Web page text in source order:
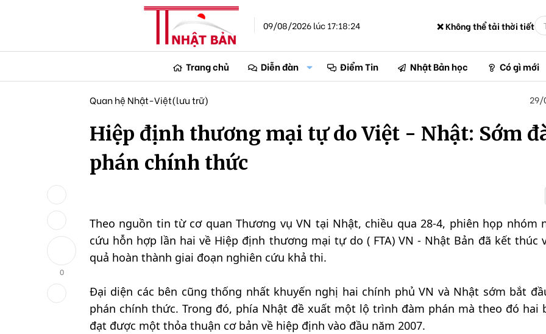
09/08/2026 lúc 17:18:24 ❌ Không thể tải thời tiết
Trang chủ Diễn đàn Điểm Tin Nhật Bản học Có gì mới
0
Quan hệ Nhật-Việt(lưu trữ) 29/
Hiệp định thương mại tự do Việt - Nhật: Sớm
phán chính thức
Theo nguồn tin từ cơ quan Thương vụ VN tại Nhật, chiều qua 28-4, phiên họp nhóm
cứu hỗn hợp lần hai về Hiệp định thương mại tự do ( FTA) VN - Nhật Bản đã kết thúc
quả hoàn thành giai đoạn nghiên cứu khả thi.
Đại diện các bên cũng thống nhất khuyến nghị hai chính phủ VN và Nhật sớm bắt
phán chính thức. Trong đó, phía Nhật đề xuất một lộ trình đàm phán mà theo đó hai
đạt được một thỏa thuận cơ bản về hiệp định vào đầu năm 2007.